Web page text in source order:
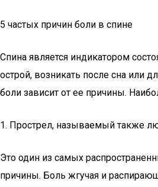
5 частых причин боли в спине
Спина является индикатором
острой, возникать после сна или
боли зависит от ее причины.
1. Прострел, называемый также
Это один из самых
причины. Боль жгучая и